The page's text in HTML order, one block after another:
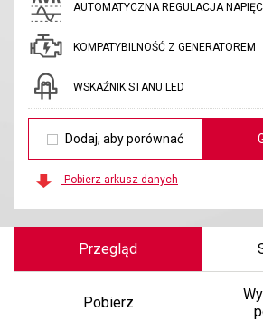
AUTOMATYCZNA REGULACJA
KOMPATYBILNOŚĆ Z GENERATOREM
WSKAŹNIK STANU LED
Dodaj, aby porównać
Pobierz arkusz danych
Przegląd
Pobierz